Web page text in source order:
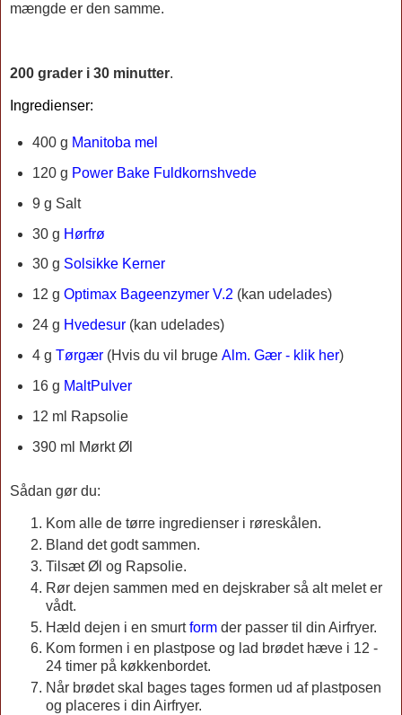
mængde er den samme.
200 grader i 30 minutter.
Ingredienser:
400 g Manitoba mel
120 g Power Bake Fuldkornshvede
9 g Salt
30 g Hørfrø
30 g Solsikke Kerner
12 g Optimax Bageenzymer V.2 (kan udelades)
24 g Hvedesur(kan udelades)
4 g Tørgær(Hvis du vil bruge Alm. Gær - klik her)
16 g MaltPulver
12 ml Rapsolie
390 ml Mørkt Øl
Sådan gør du:
Kom alle de tørre ingredienser i røreskålen.
Bland det godt sammen.
Tilsæt Øl og Rapsolie.
Rør dejen sammen med en dejskraber så alt melet er
vådt.
Hæld dejen i en smurtform der passer til din Airfryer.
Kom formen i en plastpose og lad brødet hæve i 12 -
24 timer på køkkenbordet.
Når brødet skal bages tages formen ud af plastposen
og placeres i din Airfryer.